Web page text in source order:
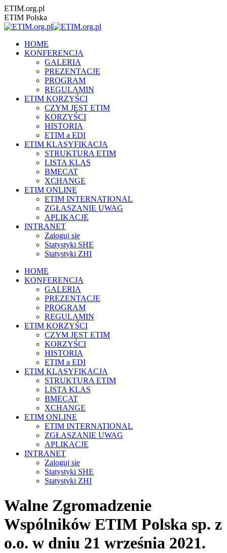
Przewiń
do
zawartości
ETIM.org.pl
ETIM Polska
HOME
KONFERENCJA
GALERIA
PREZENTACJE
PROGRAM
REGULAMIN
ETIM KORZYŚCI
CZYM JEST ETIM
KORZYŚCI
HISTORIA
ETIM a EDI
ETIM KLASYFIKACJA
STRUKTURA ETIM
LISTA KLAS
BMECAT
XCHANGE
ETIM ONLINE
ETIM INTERNATIONAL
ZGŁASZANIE UWAG
APLIKACJE
INTRANET
Zaloguj się
Statystyki SHE
Statystyki ZHI
HOME
KONFERENCJA
GALERIA
PREZENTACJE
PROGRAM
REGULAMIN
ETIM KORZYŚCI
CZYM JEST ETIM
KORZYŚCI
HISTORIA
ETIM a EDI
ETIM KLASYFIKACJA
STRUKTURA ETIM
LISTA KLAS
BMECAT
XCHANGE
ETIM ONLINE
ETIM INTERNATIONAL
ZGŁASZANIE UWAG
APLIKACJE
INTRANET
Zaloguj się
Statystyki SHE
Statystyki ZHI
Walne Zgromadzenie
Wspólników ETIM Polska sp. z
o.o. w dniu 21 września 2021.